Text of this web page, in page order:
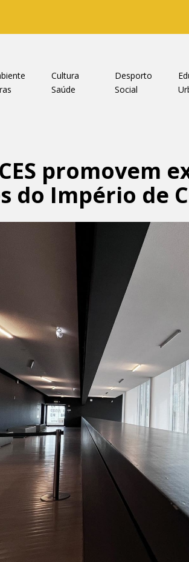
Cultura Desporto
Saúde Social
promovem
do Império de